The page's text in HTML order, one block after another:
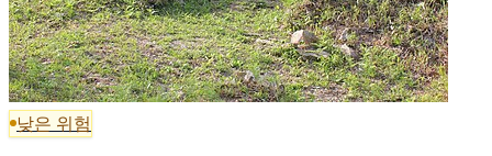
낮은 위험